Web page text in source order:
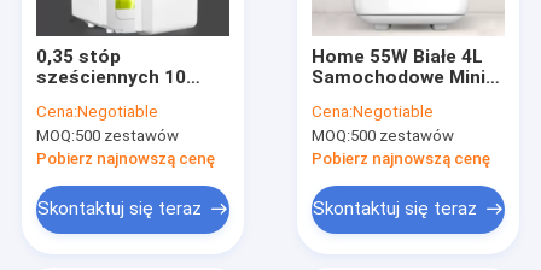
Miksery stojące
Frytownice inteligentne
0,35 stóp
sześciennych 10
12V do pojazdu
Cena:Negotiable
MOQ:500 zestawów
Pobierz najnowszą cenę
Skontaktuj się teraz
Home 55W Białe 4L
Samochodowe Mini
14''X11''X10''
Cena:Negotiable
MOQ:500 zestawów
Pobierz najnowszą cenę
Skontaktuj się teraz